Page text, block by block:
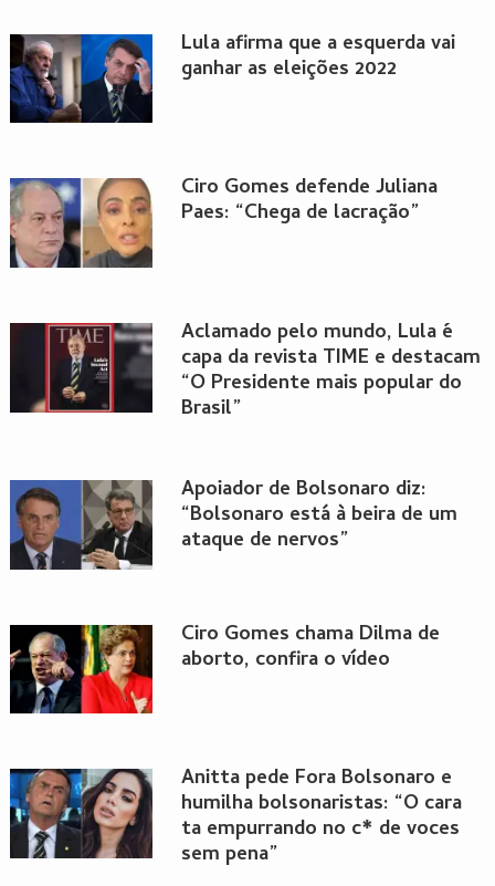
Lula afirma que a esquerda vai
ganhar as eleições 2022
Ciro Gomes defende Juliana
Paes: “Chega de lacração”
Aclamado pelo mundo, Lula é
capa da revista TIME e destacam
“O Presidente mais popular do
Brasil”
Apoiador de Bolsonaro diz:
“Bolsonaro está à beira de um
ataque de nervos”
Ciro Gomes chama Dilma de
aborto, confira o vídeo
Anitta pede Fora Bolsonaro e
humilha bolsonaristas: “O cara
ta empurrando no c* de voces
sem pena”